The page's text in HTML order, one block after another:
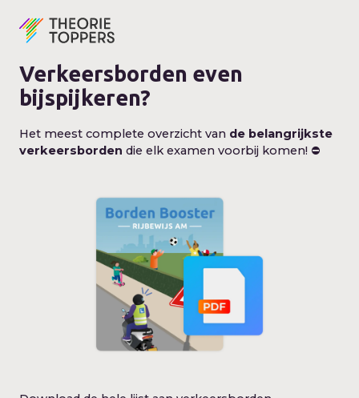
Verkeersborden even
bijspijkeren?
Het meest complete overzicht van de belangrijkste
verkeersborden die elk examen voorbij komen! ⛔️